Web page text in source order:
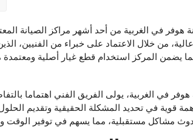
هوفر في الغربية من أحد أشهر مراكز الصيانة
من خلال الاعتماد على خبراء من الفنيين،
يضمن المركز استخدام قطع غيار أصلية
في الغربية، يولى الفريق الفني اهتماما
قوية في تحديد المشكلة الحقيقية وتقديم
مشاكل مستقبلية، مما يسهم في توفير الوقت